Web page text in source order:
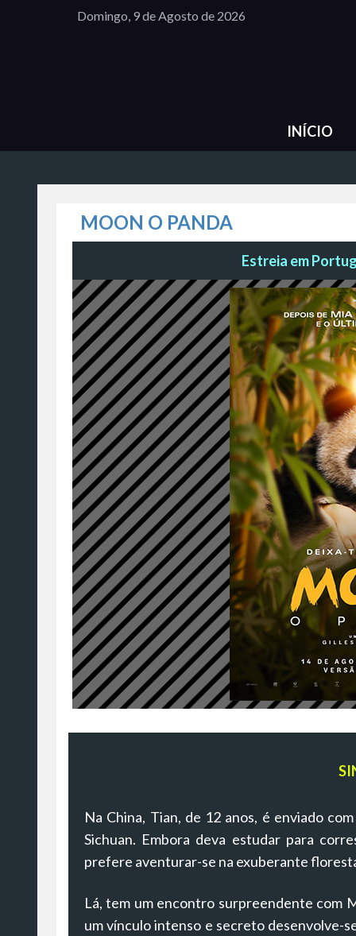
Domingo, 9 de Agosto de 2026
INÍCIO
MOON O PANDA
Estreia em
Na China, Tian, ​​​​​​de 12 anos, é enviado
Sichuan. Embora deva estudar para
prefere aventurar-se na exuberante
Lá, tem um encontro surpreendente com
um vínculo intenso e secreto desenvolve-